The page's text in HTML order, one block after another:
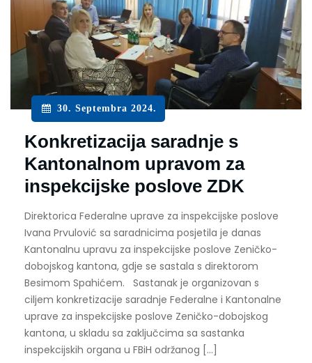
30. Septembra 2024.
Konkretizacija saradnje s
Kantonalnom upravom za
inspekcijske poslove ZDK
Direktorica Federalne uprave za inspekcijske poslove
Ivana Prvulović sa saradnicima posjetila je danas
Kantonalnu upravu za inspekcijske poslove Zeničko-
dobojskog kantona, gdje se sastala s direktorom
Besimom Spahićem. Sastanak je organizovan s
ciljem konkretizacije saradnje Federalne i Kantonalne
uprave za inspekcijske poslove Zeničko-dobojskog
kantona, u skladu sa zaključcima sa sastanka
inspekcijskih organa u FBiH održanog […]